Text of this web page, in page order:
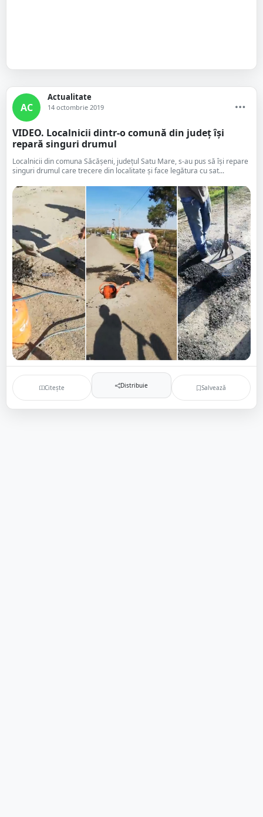
AC
Actualitate
14 octombrie 2019
VIDEO. Localnicii dintr-o comună din județ își
repară singuri drumul
Localnicii din comuna Săcășeni, județul Satu Mare, s-au pus să își repare
singuri drumul care trecere din localitate și face legătura cu sat...
Citește Distribuie Salvează